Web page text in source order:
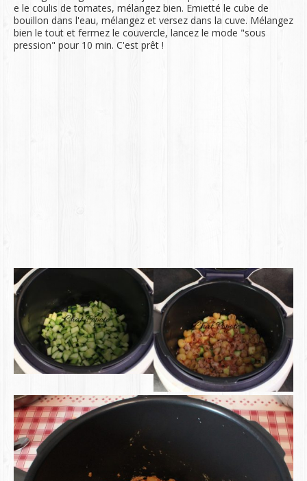
e le coulis de tomates, mélangez bien. Emietté le cube de
bouillon dans l'eau, mélangez et versez dans la cuve. Mélangez
bien le tout et fermez le couvercle, lancez le mode "sous
pression" pour 10 min. C'est prêt !